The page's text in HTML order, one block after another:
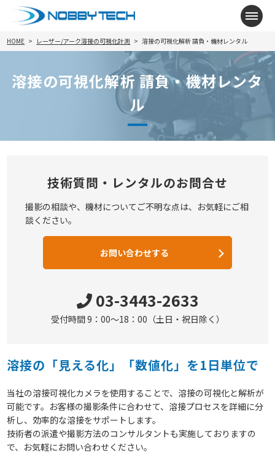
メニ
HOME レーザー/アーク溶接の可視化計測 溶接の可視化解析 請負・機材レンタル
溶接の可視化解析 請負・機材レンタ
ル
技術質問・レンタルのお問合せ
撮影の相談や、機材についてご不明な点は、お気軽にご相
談ください。
お問い合わせする
03-3443-2633
受付時間 9：00～18：00（土日・祝日除く）
溶接の「見える化」「数値化」を1日単位で
当社の溶接可視化カメラを使用することで、溶接の可視化と解析が
可能です。お客様の撮影条件に合わせて、溶接プロセスを詳細に分
析し、効率的な溶接をサポートします。
技術者の派遣や撮影方法のコンサルタントも実施しておりますの
で、お気軽にお問い合わせください。